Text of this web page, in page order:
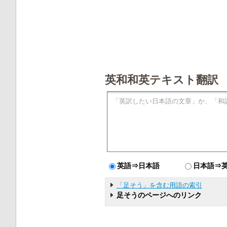
英和和英テキスト翻訳
英語⇒日本語 日本語⇒
「足そう」を含む用語の索引
足そうのページへのリンク